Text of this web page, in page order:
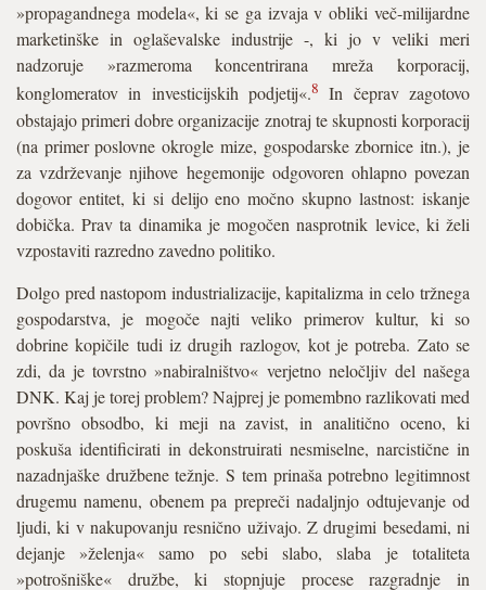
»propagandnega modela«, ki se ga izvaja v obliki več-milijardne
marketinške in oglaševalske industrije -, ki jo v veliki meri
nadzoruje »razmeroma koncentrirana mreža korporacij,
konglomeratov in investicijskih podjetij«.8 In čeprav zagotovo
obstajajo primeri dobre organizacije znotraj te skupnosti korporacij
(na primer poslovne okrogle mize, gospodarske zbornice itn.), je
za vzdrževanje njihove hegemonije odgovoren ohlapno povezan
dogovor entitet, ki si delijo eno močno skupno lastnost: iskanje
dobička. Prav ta dinamika je mogočen nasprotnik levice, ki želi
vzpostaviti razredno zavedno politiko.
Dolgo pred nastopom industrializacije, kapitalizma in celo tržnega
gospodarstva, je mogoče najti veliko primerov kultur, ki so
dobrine kopičile tudi iz drugih razlogov, kot je potreba. Zato se
zdi, da je tovrstno »nabiralništvo« verjetno neločljiv del našega
DNK. Kaj je torej problem? Najprej je pomembno razlikovati med
površno obsodbo, ki meji na zavist, in analitično oceno, ki
poskuša identificirati in dekonstruirati nesmiselne, narcistične in
nazadnjaške družbene težnje. S tem prinaša potrebno legitimnost
drugemu namenu, obenem pa prepreči nadaljnjo odtujevanje od
ljudi, ki v nakupovanju resnično uživajo. Z drugimi besedami, ni
dejanje »želenja« samo po sebi slabo, slaba je totaliteta
»potrošniške« družbe, ki stopnjuje procese razgradnje in